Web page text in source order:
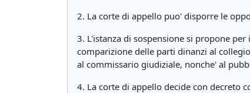
2. La corte di appello puo' disporre le
3. L'istanza di sospensione si propone
comparizione delle parti dinanzi al
al commissario giudiziale, nonche' al
4. La corte di appello decide con decreto